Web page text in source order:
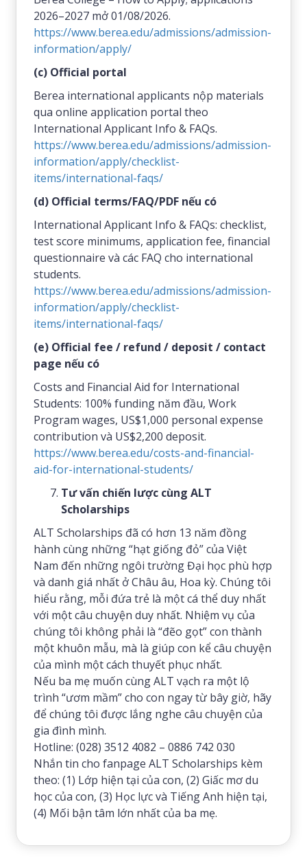
2026–2027 mở 01/08/2026.
https://www.berea.edu/admissions/admission-
information/apply/
(c) Official portal
Berea international applicants nộp materials
qua online application portal theo
International Applicant Info & FAQs.
https://www.berea.edu/admissions/admission-
information/apply/checklist-
items/international-faqs/
(d) Official terms/FAQ/PDF nếu có
International Applicant Info & FAQs: checklist,
test score minimums, application fee, financial
questionnaire và các FAQ cho international
students.
https://www.berea.edu/admissions/admission-
information/apply/checklist-
items/international-faqs/
(e) Official fee / refund / deposit / contact
page nếu có
Costs and Financial Aid for International
Students: 100% funding năm đầu, Work
Program wages, US$1,000 personal expense
contribution và US$2,200 deposit.
https://www.berea.edu/costs-and-financial-
aid-for-international-students/
Tư vấn chiến lược cùng ALT
Scholarships
ALT Scholarships đã có hơn 13 năm đồng
hành cùng những “hạt giống đỏ” của Việt
Nam đến những ngôi trường Đại học phù hợp
và danh giá nhất ở Châu âu, Hoa kỳ. Chúng tôi
hiểu rằng, mỗi đứa trẻ là một cá thể duy nhất
với một câu chuyện duy nhất. Nhiệm vụ của
chúng tôi không phải là “đẽo gọt” con thành
một khuôn mẫu, mà là giúp con kể câu chuyện
của mình một cách thuyết phục nhất.
Nếu ba mẹ muốn cùng ALT vạch ra một lộ
trình “ươm mầm” cho con ngay từ bây giờ, hãy
để chúng tôi được lắng nghe câu chuyện của
gia đình mình.
Hotline: (028) 3512 4082 – 0886 742 030
Nhắn tin cho fanpage ALT Scholarships kèm
theo: (1) Lớp hiện tại của con, (2) Giấc mơ du
học của con, (3) Học lực và Tiếng Anh hiện tại,
(4) Mối bận tâm lớn nhất của ba mẹ.